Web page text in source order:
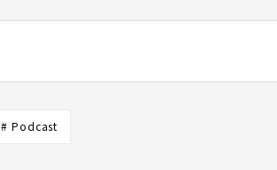
# Podcast